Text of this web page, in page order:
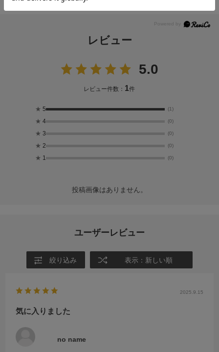
レビュー
5.0
レビュー件数： 1件
★ 5 (1)
★ 4 (0)
★ 3 (0)
★ 2 (0)
★ 1 (0)
投稿画像はありません。
ユーザーレビュー
絞り込み 表示：新しい順
2025.9.15
気に入りました
no name